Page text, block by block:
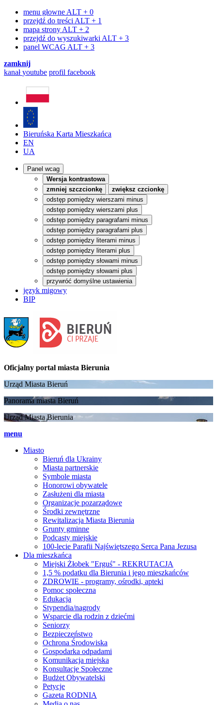
menu głowne ALT + 0
przejdź do treści ALT + 1
mapa strony ALT + 2
przejdź do wyszukiwarki ALT + 3
panel WCAG ALT + 3
zamknij
kanałyoutube profil facebook
Bieruńska Karta Mieszkańca
EN
UA
Panel wcag
Wersja kontrastowa
zmniej szczcionkę
zwiększ czcionkę
odstęp pomiędzy wierszami minus
odstęp pomiędzy wierszami plus
odstęp pomiędzy paragrafami minus
odstęp pomiędzy paragrafami plus
odstęp pomiędzy literami minus
odstęp pomiędzy literami plus
odstęp pomiędzy słowami minus
odstęp pomiędzy słowami plus
przywróć domyślne ustawienia
język migowy
BIP
Oficjalny portal miasta Bierunia
Urząd Miasta Bieruń
Panorama miasta Bieruń
Urząd Miasta Bierunia
menu
Miasto
Bieruń dla Ukrainy
Miasta partnerskie
Symbole miasta
Honorowi obywatele
Zasłużeni dla miasta
Organizacje pozarządowe
Środki zewnętrzne
Rewitalizacja Miasta Bierunia
Grunty gminne
Podcasty miejskie
100-lecie Parafii Najświętszego Serca Pana Jezusa
Dla mieszkańca
Miejski Żłobek "Erguś" - REKRUTACJA
1,5 % podatku dla Bierunia i jego mieszkańców
ZDROWIE - programy, ośrodki, apteki
Pomoc społeczna
Edukacja
Stypendia/nagrody
Wsparcie dla rodzin z dziećmi
Seniorzy
Bezpieczeństwo
Ochrona Środowiska
Gospodarka odpadami
Komunikacja miejska
Konsultacje Społeczne
Budżet Obywatelski
Petycje
Gazeta RODNIA